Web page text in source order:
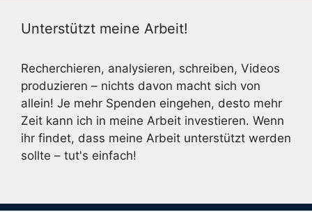
Unterstützt meine Arbeit!
Recherchieren, analysieren, schreiben, Videos
produzieren – nichts davon macht sich von
allein! Je mehr Spenden eingehen, desto mehr
Zeit kann ich in meine Arbeit investieren. Wenn
ihr findet, dass meine Arbeit unterstützt werden
sollte – tut's einfach!